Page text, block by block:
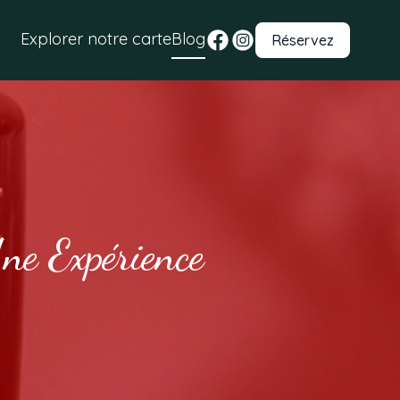
Explorer notre carteBlog Réservez
Expérience